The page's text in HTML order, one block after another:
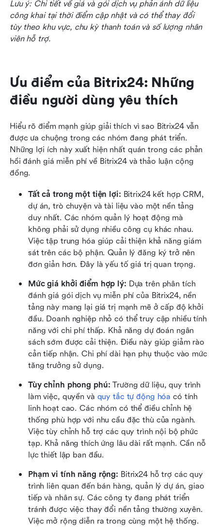
Lưu ý: Chi tiết về giá và gói dịch vụ phản ánh dữ liệu
công khai tại thời điểm cập nhật và có thể thay đổi
tùy theo khu vực, chu kỳ thanh toán và số lượng nhân
viên hỗ trợ.
Ưu điểm của Bitrix24: Những
điều người dùng yêu thích
Hiểu rõ điểm mạnh giúp giải thích vì sao Bitrix24 vẫn
được ưa chuộng trong các nhóm đang phát triển.
Những lợi ích này xuất hiện nhất quán trong các phản
hồi đánh giá miễn phí về Bitrix24 và thảo luận cộng
đồng.
Tất cả trong một tiện lợi: Bitrix24 kết hợp CRM,
dự án, trò chuyện và tài liệu vào một nền tảng
duy nhất. Các nhóm quản lý hoạt động mà
không phải sử dụng nhiều công cụ khác nhau.
Việc tập trung hóa giúp cải thiện khả năng giám
sát trên các bộ phận. Quản lý đăng ký trở nên
đơn giản hơn. Đây là yếu tố giá trị quan trọng.
Mức giá khởi điểm hợp lý: Dựa trên phân tích
đánh giá gói dịch vụ miễn phí của Bitrix24, nền
tảng này mang lại giá trị mạnh mẽ ở cấp độ khởi
đầu. Doanh nghiệp nhỏ có thể truy cập nhiều tính
năng với chi phí thấp. Khả năng dự đoán ngân
sách sớm được cải thiện. Điều này giúp giảm rào
cản tiếp nhận. Chi phí dài hạn phụ thuộc vào mức
tăng trưởng sử dụng.
Tùy chỉnh phong phú: Trường dữ liệu, quy trình
làm việc, quyền và quy tắc tự động hóa có tính
linh hoạt cao. Các nhóm có thể điều chỉnh hệ
thống phù hợp với nhu cầu đặc thù của ngành.
Việc tùy chỉnh hỗ trợ các quy trình nội bộ phức
tạp. Khả năng thích ứng lâu dài rất mạnh. Cần nỗ
lực thiết lập ban đầu.
Phạm vi tính năng rộng: Bitrix24 hỗ trợ các quy
trình liên quan đến bán hàng, quản lý dự án, giao
tiếp và nhân sự. Các công ty đang phát triển
tránh được việc thay đổi nền tảng thường xuyên.
Việc mở rộng diễn ra trong cùng một hệ thống.